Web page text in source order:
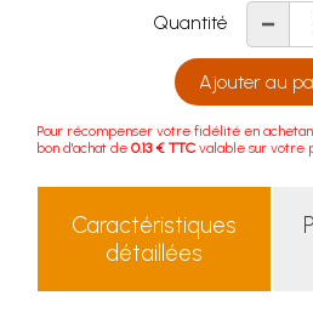
Quantité -
Ajouter au
Pour récompenser votre fidélité en
bon d'achat de 0.13 € TTC valable sur votre
Caractéristiques
détaillées